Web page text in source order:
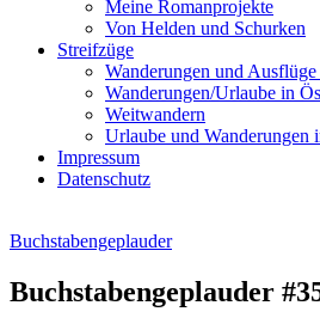
Meine Romanprojekte
Von Helden und Schurken
Streifzüge
Wanderungen und
Wanderungen/Urlaube in
Weitwandern
Urlaube und Wanderungen
Impressum
Datenschutz
Buchstabengeplauder
Buchstabengeplauder